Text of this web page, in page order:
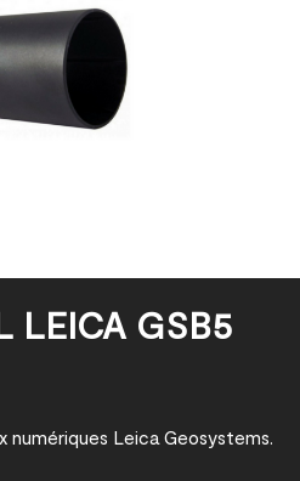
LEICA GSB5
numériques Leica Geosystems.